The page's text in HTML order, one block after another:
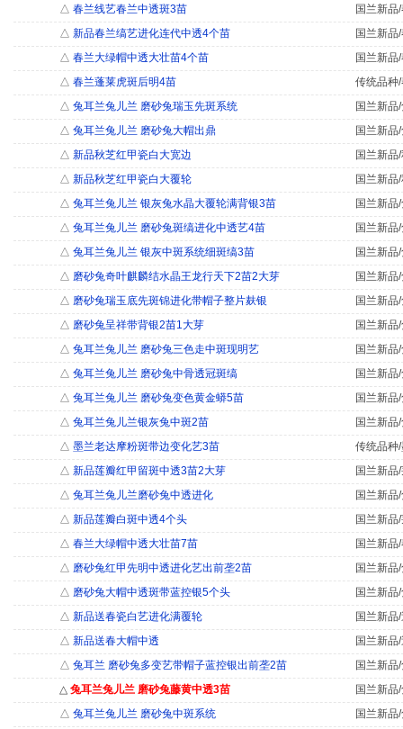
△ 春兰线艺春兰中透斑3苗
国兰新品
△ 新品春兰缟艺进化连代中透4个苗
国兰新品
△ 春兰大绿帽中透大壮苗4个苗
国兰新品
△ 春兰蓬莱虎斑后明4苗
传统品种
△ 兔耳兰兔儿兰 磨砂兔瑞玉先斑系统
国兰新品
△ 兔耳兰兔儿兰 磨砂兔大帽出鼎
国兰新品
△ 新品秋芝红甲瓷白大宽边
国兰新品
△ 新品秋芝红甲瓷白大覆轮
国兰新品
△ 兔耳兰兔儿兰 银灰兔水晶大覆轮满背银3苗
国兰新品
△ 兔耳兰兔儿兰 磨砂兔斑缟进化中透艺4苗
国兰新品
△ 兔耳兰兔儿兰 银灰中斑系统细斑缟3苗
国兰新品
△ 磨砂兔奇叶麒麟结水晶王龙行天下2苗2大芽
国兰新品
△ 磨砂兔瑞玉底先斑锦进化带帽子整片麸银
国兰新品
△ 磨砂兔呈祥带背银2苗1大芽
国兰新品
△ 兔耳兰兔儿兰 磨砂兔三色走中斑现明艺
国兰新品
△ 兔耳兰兔儿兰 磨砂兔中骨透冠斑缟
国兰新品
△ 兔耳兰兔儿兰 磨砂兔变色黄金蟒5苗
国兰新品
△ 兔耳兰兔儿兰银灰兔中斑2苗
国兰新品
△ 墨兰老达摩粉斑带边变化艺3苗
传统品种
△ 新品莲瓣红甲留斑中透3苗2大芽
国兰新品
△ 兔耳兰兔儿兰磨砂兔中透进化
国兰新品
△ 新品莲瓣白斑中透4个头
国兰新品
△ 春兰大绿帽中透大壮苗7苗
国兰新品
△ 磨砂兔红甲先明中透进化艺出前垄2苗
国兰新品
△ 磨砂兔大帽中透斑带蓝控银5个头
国兰新品
△ 新品送春瓷白艺进化满覆轮
国兰新品
△ 新品送春大帽中透
国兰新品
△ 兔耳兰 磨砂兔多变艺带帽子蓝控银出前垄2苗
国兰新品
△ 兔耳兰兔儿兰 磨砂兔藤黄中透3苗
国兰新品
△ 兔耳兰兔儿兰 磨砂兔中斑系统 国兰新品